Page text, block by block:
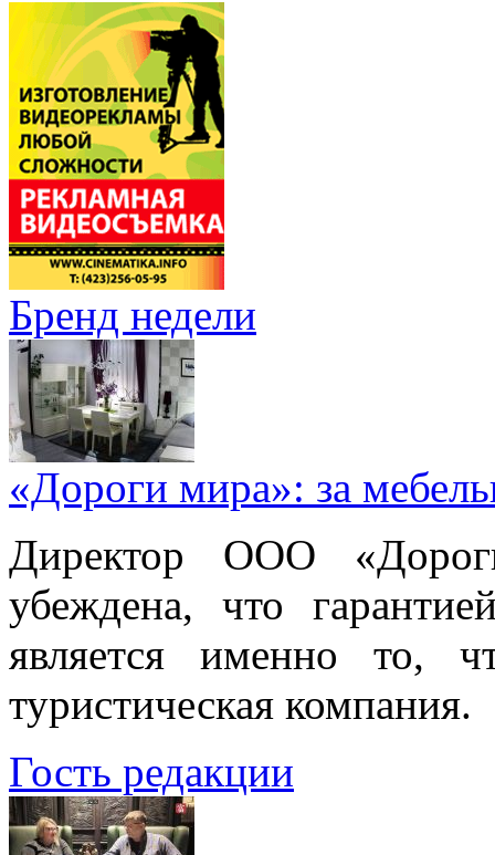
Бренд недели
«Дороги мира»: за
Директор ООО
убеждена, что
является именно то,
туристическая компания.
Гость редакции